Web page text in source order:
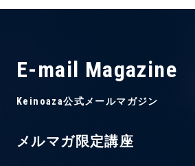
E-mail Magazine
Keinoaza公式メールマガジン
メルマガ限定講座